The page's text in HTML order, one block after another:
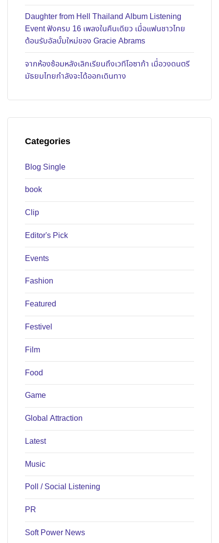
Daughter from Hell Thailand Album Listening
Event ฟังครบ 16 เพลงในคืนเดียว เมื่อแฟนชาวไทย
ต้อนรับอัลบั้มใหม่ของ Gracie Abrams
จากห้องซ้อมหลังเลิกเรียนถึงเวทีโอซาก้า เมื่อวงดนตรี
มัธยมไทยกำลังจะได้ออกเดินทาง
Categories
Blog Single
book
Clip
Editor's Pick
Events
Fashion
Featured
Festivel
Film
Food
Game
Global Attraction
Latest
Music
Poll / Social Listening
PR
Soft Power News